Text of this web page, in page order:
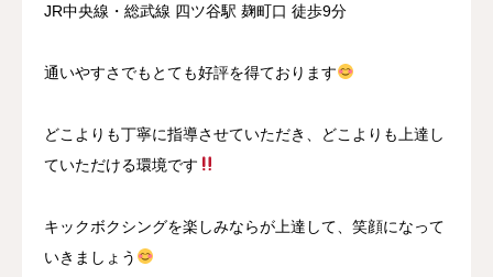
JR中央線・総武線 四ツ谷駅 麹町口 徒歩9分
通いやすさでもとても好評を得ております
どこよりも丁寧に指導させていただき、どこよりも上達し
ていただける環境です
キックボクシングを楽しみならが上達して、笑顔になって
いきましょう